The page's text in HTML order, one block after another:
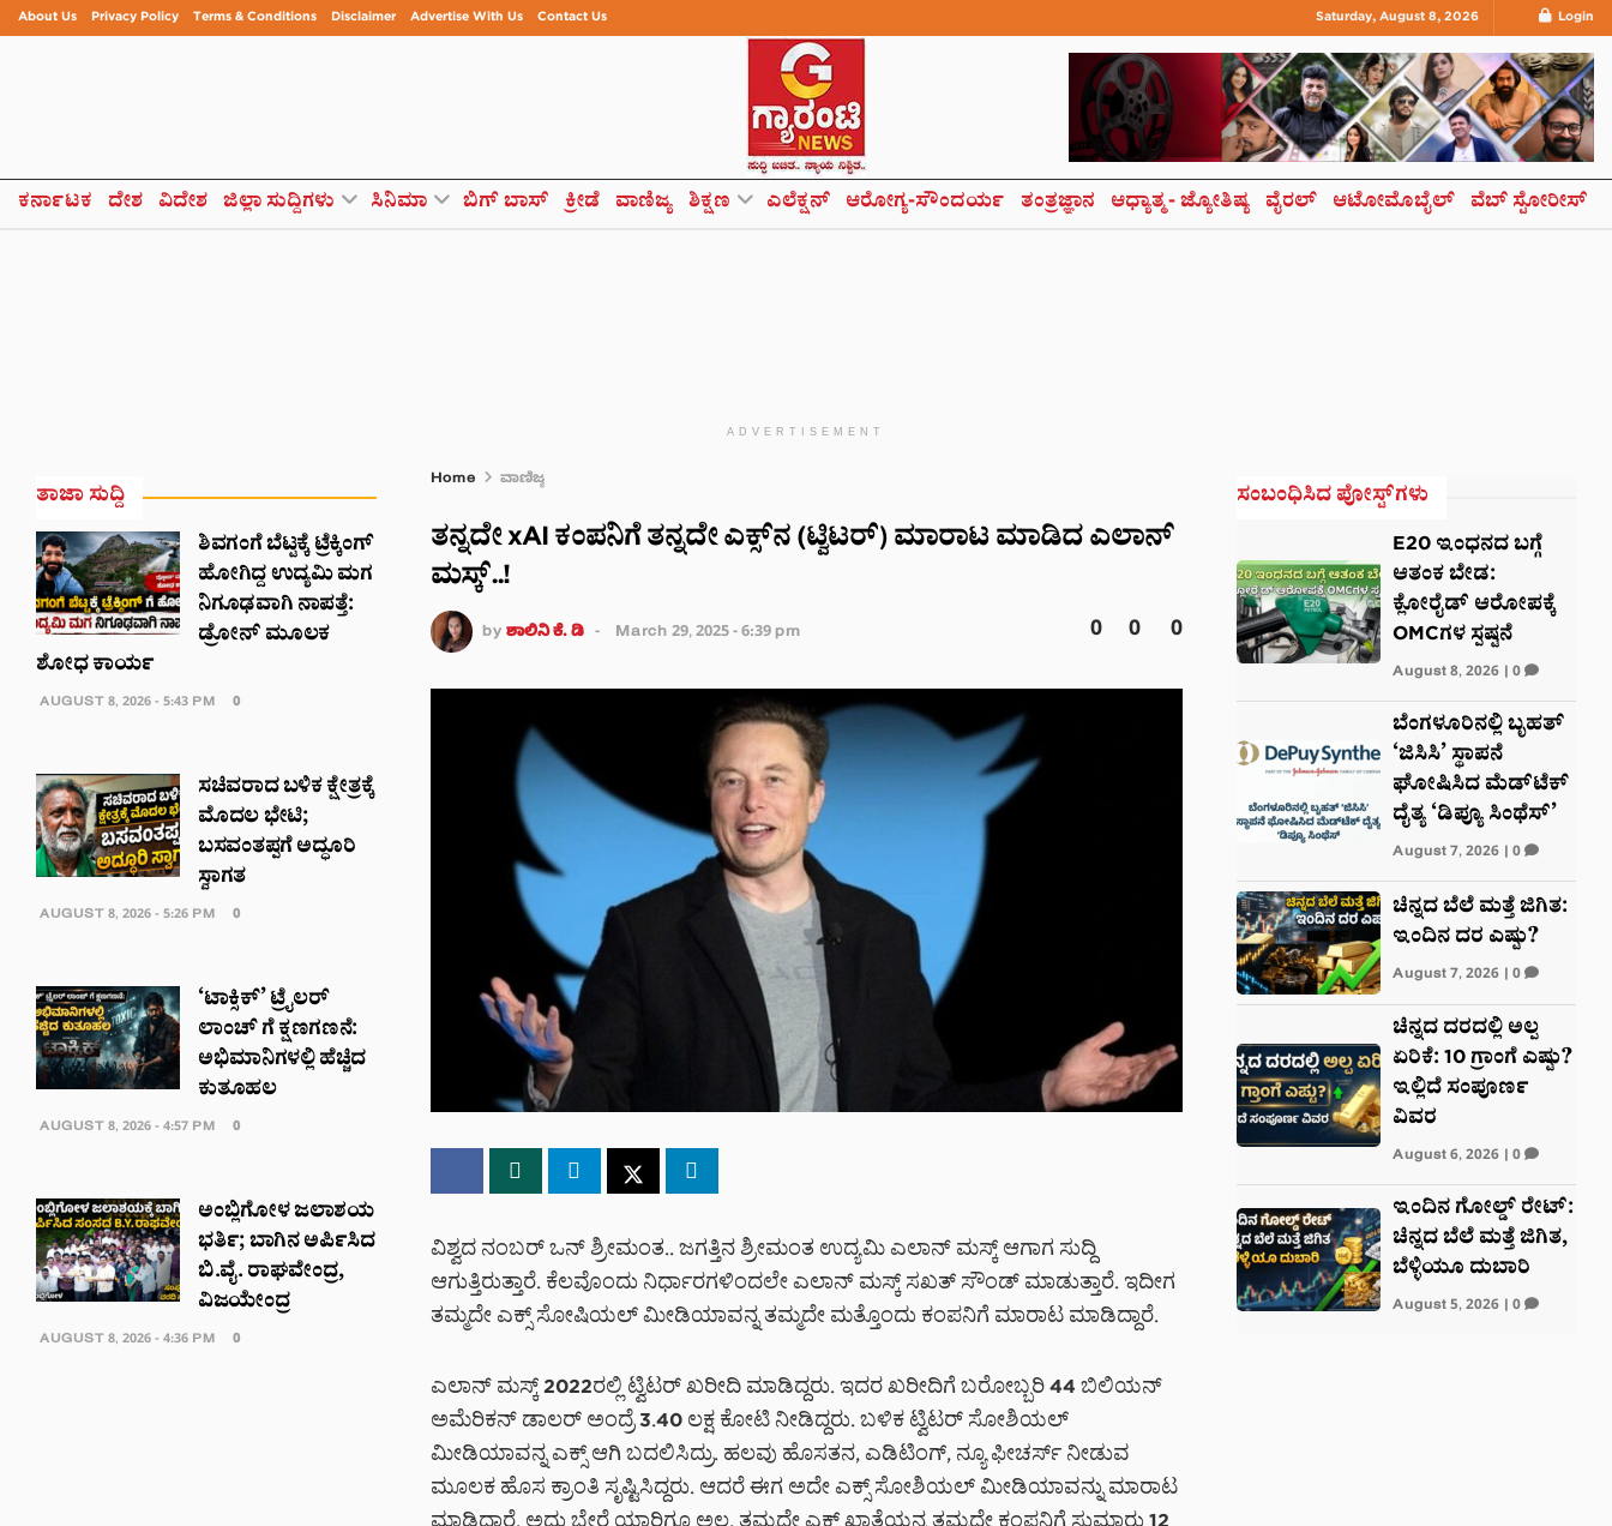
About Us Privacy Policy Terms & Conditions Disclaimer Advertise With Us Contact Us Saturday, August 8, 2026 Login
ಕರ್ನಾಟಕ ದೇಶ ವಿದೇಶ ಜಿಲ್ಲಾ ಸುದ್ದಿಗಳು ಸಿನಿಮಾ ಬಿಗ್ ಬಾಸ್ ಕ್ರೀಡೆ ವಾಣಿಜ್ಯ ಶಿಕ್ಷಣ ಎಲೆಕ್ಷನ್ ಆರೋಗ್ಯ-ಸೌಂದರ್ಯ ತಂತ್ರಜ್ಞಾನ ಆಧ್ಯಾತ್ಮ- ಜ್ಯೋತಿಷ್ಯ ವೈರಲ್ ಆಟೋಮೊಬೈಲ್ ವೆಬ್ ಸ್ಟೋರೀಸ್
ADVERTISEMENT
Home ವಾಣಿಜ್ಯ
ತನ್ನದೇ xAI ಕಂಪನಿಗೆ ತನ್ನದೇ ಎಕ್ಸ್‌‌ನ (ಟ್ವಿಟರ್) ಮಾರಾಟ ಮಾಡಿದ ಎಲಾನ್
ಮಸ್ಕ್..!
by ಶಾಲಿನಿ ಕೆ. ಡಿ March 29, 2025 - 6:39 pm 0 0 0
ವಿಶ್ವದ ನಂಬರ್ ಒನ್ ಶ್ರೀಮಂತ.. ಜಗತ್ತಿನ ಶ್ರೀಮಂತ ಉದ್ಯಮಿ ಎಲಾನ್ ಮಸ್ಕ್ ಆಗಾಗ ಸುದ್ದಿ
ಆಗುತ್ತಿರುತ್ತಾರೆ. ಕೆಲವೊಂದು ನಿರ್ಧಾರಗಳಿಂದಲೇ ಎಲಾನ್ ಮಸ್ಕ್ ಸಖತ್ ಸೌಂಡ್ ಮಾಡುತ್ತಾರೆ. ಇದೀಗ
ತಮ್ಮದೇ ಎಕ್ಸ್ ಸೋಷಿಯಲ್ ಮೀಡಿಯಾವನ್ನ ತಮ್ಮದೇ ಮತ್ತೊಂದು ಕಂಪನಿಗೆ ಮಾರಾಟ ಮಾಡಿದ್ದಾರೆ.
ಎಲಾನ್ ಮಸ್ಕ್ 2022ರಲ್ಲಿ ಟ್ವಿಟರ್ ಖರೀದಿ ಮಾಡಿದ್ದರು. ಇದರ ಖರೀದಿಗೆ ಬರೋಬ್ಬರಿ 44 ಬಿಲಿಯನ್
ಅಮೆರಿಕನ್ ಡಾಲರ್ ಅಂದ್ರೆ 3.40 ಲಕ್ಷ ಕೋಟಿ ನೀಡಿದ್ದರು. ಬಳಿಕ ಟ್ವಿಟರ್ ಸೋಶಿಯಲ್
ಮೀಡಿಯಾವನ್ನ ಎಕ್ಸ್ ಆಗಿ ಬದಲಿಸಿದ್ರು. ಹಲವು ಹೊಸತನ, ಎಡಿಟಿಂಗ್, ನ್ಯೂ ಫೀಚರ್ಸ್ ನೀಡುವ
ಮೂಲಕ ಹೊಸ ಕ್ರಾಂತಿ ಸೃಷ್ಟಿಸಿದ್ದರು. ಆದರೆ ಈಗ ಅದೇ ಎಕ್ಸ್ ಸೋಶಿಯಲ್ ಮೀಡಿಯಾವನ್ನು ಮಾರಾಟ
ತಾಜಾ ಸುದ್ದಿ
ಶಿವಗಂಗೆ ಬೆಟ್ಟಕ್ಕೆ ಟ್ರೆಕ್ಕಿಂಗ್
ಹೋಗಿದ್ದ ಉದ್ಯಮಿ ಮಗ
ನಿಗೂಢವಾಗಿ ನಾಪತ್ತೆ:
ಡ್ರೋನ್ ಮೂಲಕ
ಶೋಧ ಕಾರ್ಯ
AUGUST 8, 2026 - 5:43 PM 0
ಸಚಿವರಾದ ಬಳಿಕ ಕ್ಷೇತ್ರಕ್ಕೆ
ಮೊದಲ ಭೇಟಿ;
ಬಸವಂತಪ್ಪಗೆ ಅದ್ಧೂರಿ
ಸ್ವಾಗತ
AUGUST 8, 2026 - 5:26 PM 0
‘ಟಾಕ್ಸಿಕ್’ ಟ್ರೈಲರ್‌
ಲಾಂಚ್ ಗೆ ಕ್ಷಣಗಣನೆ:
ಅಭಿಮಾನಿಗಳಲ್ಲಿ ಹೆಚ್ಚಿದ
ಕುತೂಹಲ
AUGUST 8, 2026 - 4:57 PM 0
ಅಂಬ್ಲಿಗೋಳ ಜಲಾಶಯ
ಭರ್ತಿ; ಬಾಗಿನ ಅರ್ಪಿಸಿದ
ಬಿ.ವೈ. ರಾಘವೇಂದ್ರ,
ವಿಜಯೇಂದ್ರ
AUGUST 8, 2026 - 4:36 PM 0
ಸಂಬಂಧಿಸಿದ ಪೋಸ್ಟ್‌ಗಳು
E20 ಇಂಧನದ ಬಗ್ಗೆ
ಆತಂಕ ಬೇಡ:
ಕ್ಲೋರೈಡ್ ಆರೋಪಕ್ಕೆ
OMCಗಳ ಸ್ಪಷ್ಟನೆ
August 8, 2026| 0
ಬೆಂಗಳೂರಿನಲ್ಲಿ ಬೃಹತ್
‘ಜಿಸಿಸಿ’ ಸ್ಥಾಪನೆ
ಘೋಷಿಸಿದ ಮೆಡ್‌ಟೆಕ್‌
ದೈತ್ಯ ‘ಡಿಪ್ಯೂ ಸಿಂಥೆಸ್’
August 7, 2026| 0
ಚಿನ್ನದ ಬೆಲೆ ಮತ್ತೆ ಜಿಗಿತ:
ಇಂದಿನ ದರ ಎಷ್ಟು?
August 7, 2026| 0
ಚಿನ್ನದ ದರದಲ್ಲಿ ಅಲ್ಪ
ಏರಿಕೆ: 10 ಗ್ರಾಂಗೆ ಎಷ್ಟು?
ಇಲ್ಲಿದೆ ಸಂಪೂರ್ಣ
ವಿವರ
August 6, 2026| 0
ಇಂದಿನ ಗೋಲ್ಡ್ ರೇಟ್:
ಚಿನ್ನದ ಬೆಲೆ ಮತ್ತೆ ಜಿಗಿತ,
ಬೆಳ್ಳಿಯೂ ದುಬಾರಿ
August 5, 2026| 0